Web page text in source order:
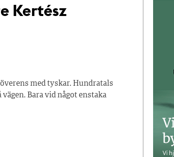
Kertész
med tyskar. Hundratals
Bara vid något enstaka